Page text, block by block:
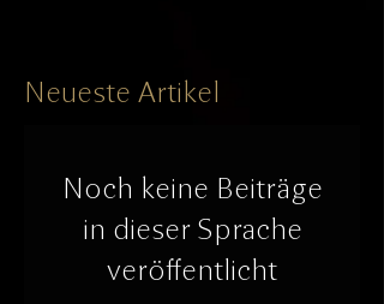
Neueste Artikel
Noch keine Beiträge
in dieser Sprache
veröffentlicht